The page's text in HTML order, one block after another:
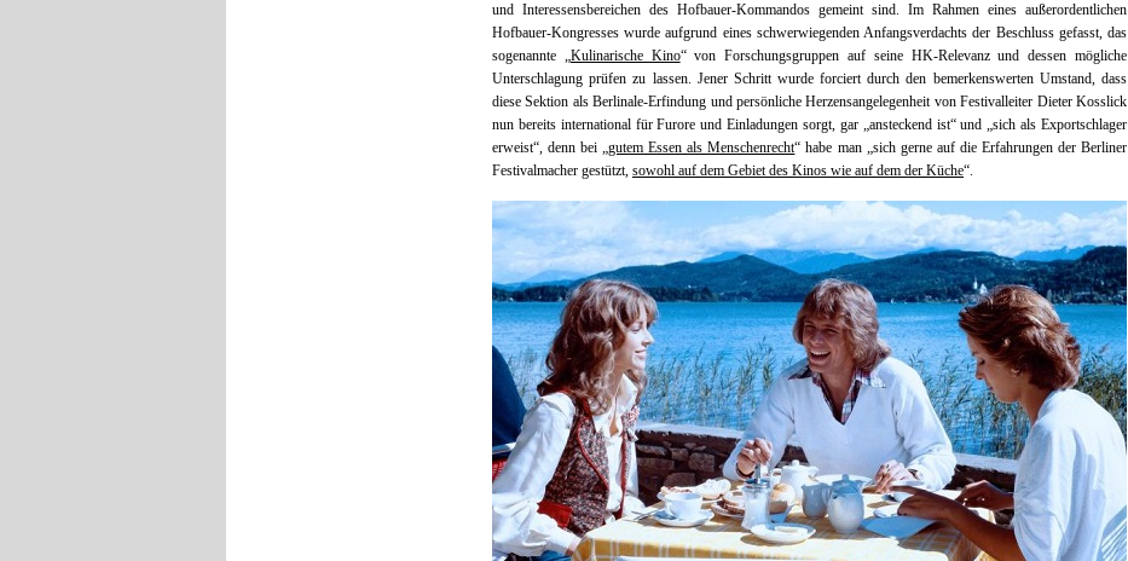
und Interessensbereichen des Hofbauer-Kommandos gemeint sind. Im Rahmen eines außerordentlichen
Hofbauer-Kongresses wurde aufgrund eines schwerwiegenden Anfangsverdachts der Beschluss gefasst, das
sogenannte „Kulinarische Kino“ von Forschungsgruppen auf seine HK-Relevanz und dessen mögliche
Unterschlagung prüfen zu lassen. Jener Schritt wurde forciert durch den bemerkenswerten Umstand, dass
diese Sektion als Berlinale-Erfindung und persönliche Herzensangelegenheit von Festivalleiter Dieter Kosslick
nun bereits international für Furore und Einladungen sorgt, gar „ansteckend ist“ und „sich als Exportschlager
erweist“, denn bei „gutem Essen als Menschenrecht“ habe man „sich gerne auf die Erfahrungen der Berliner
Festivalmacher gestützt, sowohl auf dem Gebiet des Kinos wie auf dem der Küche“.